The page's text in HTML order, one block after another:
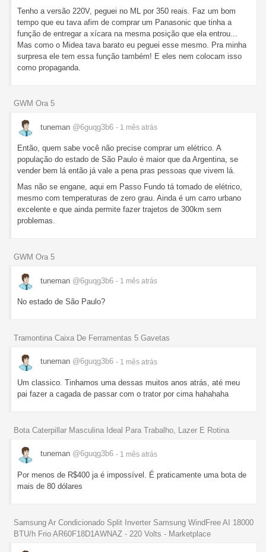
Tenho a versão 220V, peguei no ML por 350 reais. Faz um bom
tempo que eu tava afim de comprar um Panasonic que tinha a
função de entregar a xícara na mesma posição que ela entrou...
Mas como o Midea tava barato eu peguei esse mesmo. Pra minha
surpresa ele tem essa função também! E eles nem colocam isso
como propaganda.
GWM Ora 5
tuneman @6guqg3b6 - 1 mês atrás
Então, quem sabe você não precise comprar um elétrico. A
população do estado de São Paulo é maior que da Argentina, se
vender bem lá então já vale a pena pras pessoas que vivem lá.
Mas não se engane, aqui em Passo Fundo tá tomado de elétrico,
mesmo com temperaturas de zero grau. Ainda é um carro urbano
excelente e que ainda permite fazer trajetos de 300km sem
problemas.
GWM Ora 5
tuneman @6guqg3b6 - 1 mês atrás
No estado de São Paulo?
Tramontina Caixa De Ferramentas 5 Gavetas
tuneman @6guqg3b6 - 1 mês atrás
Um classico. Tinhamos uma dessas muitos anos atrás, até meu
pai fazer a cagada de passar com o trator por cima hahahaha
Bota Caterpillar Masculina Ideal Para Trabalho, Lazer E Rotina
tuneman @6guqg3b6 - 1 mês atrás
Por menos de R$400 ja é impossível. É praticamente uma bota de
mais de 80 dólares
Samsung Ar Condicionado Split Inverter Samsung WindFree AI 18000
BTU/h Frio AR60F18D1AWNAZ - 220 Volts - Marketplace